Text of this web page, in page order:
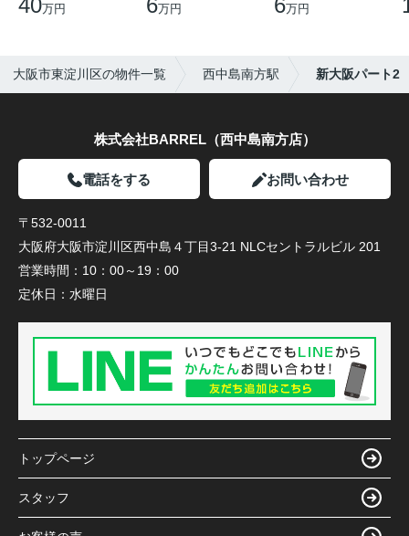
40万円 6万円 6万円
大阪市東淀川区の物件一覧 西中島南方駅 新大阪パート2
株式会社BARREL（西中島南方店）
電話をする お問い合わせ
〒532-0011
大阪府大阪市淀川区西中島４丁目3-21 NLCセントラルビル 201
営業時間： 10：00～19：00
定休日： 水曜日
トップページ
スタッフ